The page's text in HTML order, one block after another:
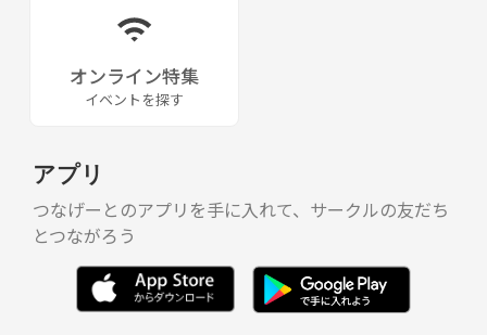
オンライン特集
イベントを探す
アプリ
つなげーとのアプリを手に入れて、サークルの友だち
とつながろう